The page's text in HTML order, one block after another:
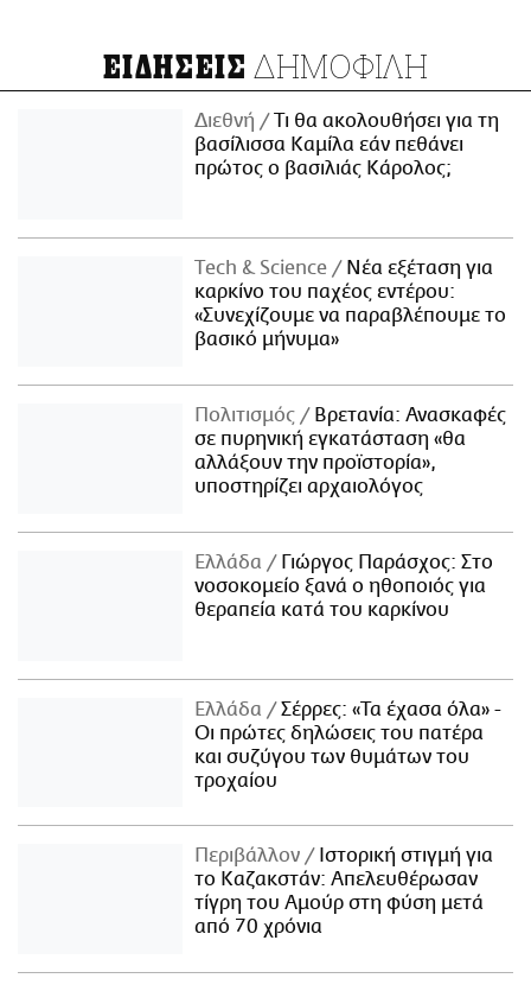
ΕΙΔΗΣΕΙΣ ΔΗΜΟΦΙΛΗ
Διεθνή
Τι θα ακολουθήσει για τη
βασίλισσα Καμίλα εάν πεθάνει
πρώτος ο βασιλιάς Κάρολος;
Τech & Science
Νέα εξέταση για
καρκίνο του παχέος εντέρου:
«Συνεχίζουμε να παραβλέπουμε το
βασικό μήνυμα»
Πολιτισμός
Βρετανία: Ανασκαφές
σε πυρηνική εγκατάσταση «θα
αλλάξουν την προϊστορία»,
υποστηρίζει αρχαιολόγος
Ελλάδα
Γιώργος Παράσχος: Στο
νοσοκομείο ξανά ο ηθοποιός για
θεραπεία κατά του καρκίνου
Ελλάδα
Σέρρες: «Τα έχασα όλα» -
Οι πρώτες δηλώσεις του πατέρα
και συζύγου των θυμάτων του
τροχαίου
Περιβάλλον
Ιστορική στιγμή για
το Καζακστάν: Απελευθέρωσαν
τίγρη του Αμούρ στη φύση μετά
από 70 χρόνια